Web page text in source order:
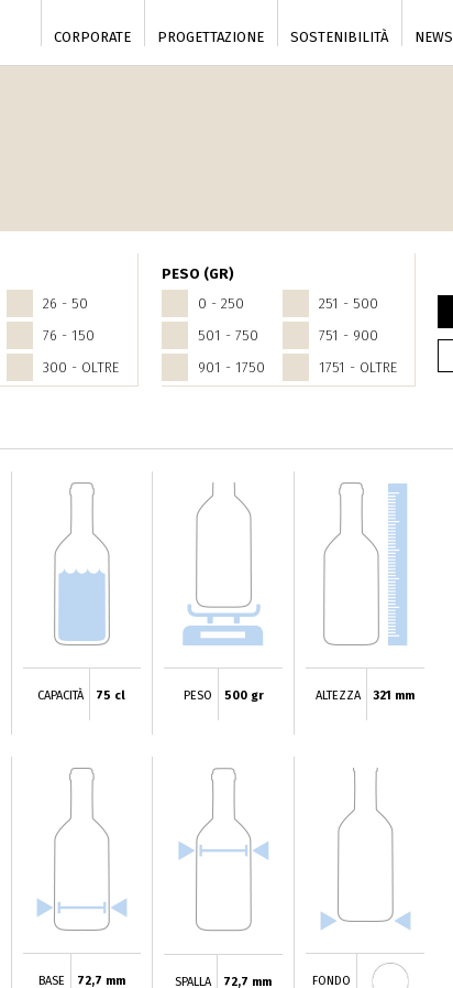
CORPORATE PROGETTAZIONE SOSTENIBILITÀ NEWS
26 - 50
76 - 150
300 - OLTRE
PESO (GR)
0 - 250
251 - 500
501 - 750
751 - 900
901 - 1750
1751 - OLTRE
CAPACITÀ 75 cl PESO 500 gr ALTEZZA 321 mm
BASE 72,7 mm SPALLA 72,7 mm FONDO